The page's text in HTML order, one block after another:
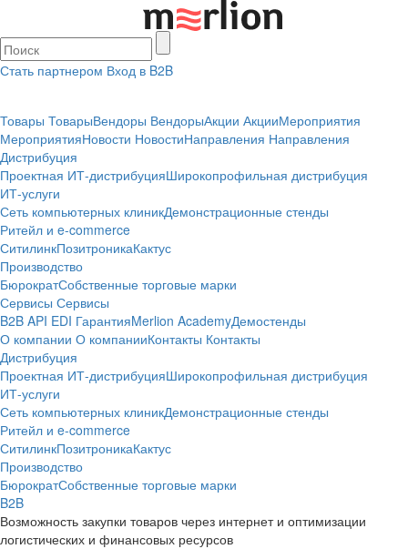
Стать партнером Вход в B2B
Товары ТоварыВендоры ВендорыАкции АкцииМероприятия
МероприятияНовости НовостиНаправления Направления
Дистрибуция
Проектная ИТ-дистрибуцияШирокопрофильная дистрибуция
ИТ-услуги
Сеть компьютерных клиникДемонстрационные стенды
Ритейл и e-commerce
СитилинкПозитроникаКактус
Производство
БюрократСобственные торговые марки
Сервисы Сервисы
B2B API EDI ГарантияMerlion AcademyДемостенды
О компании О компанииКонтакты Контакты
Дистрибуция
Проектная ИТ-дистрибуцияШирокопрофильная дистрибуция
ИТ-услуги
Сеть компьютерных клиникДемонстрационные стенды
Ритейл и e-commerce
СитилинкПозитроникаКактус
Производство
БюрократСобственные торговые марки
B2B
Возможность закупки товаров через интернет и оптимизации
логистических и финансовых ресурсов